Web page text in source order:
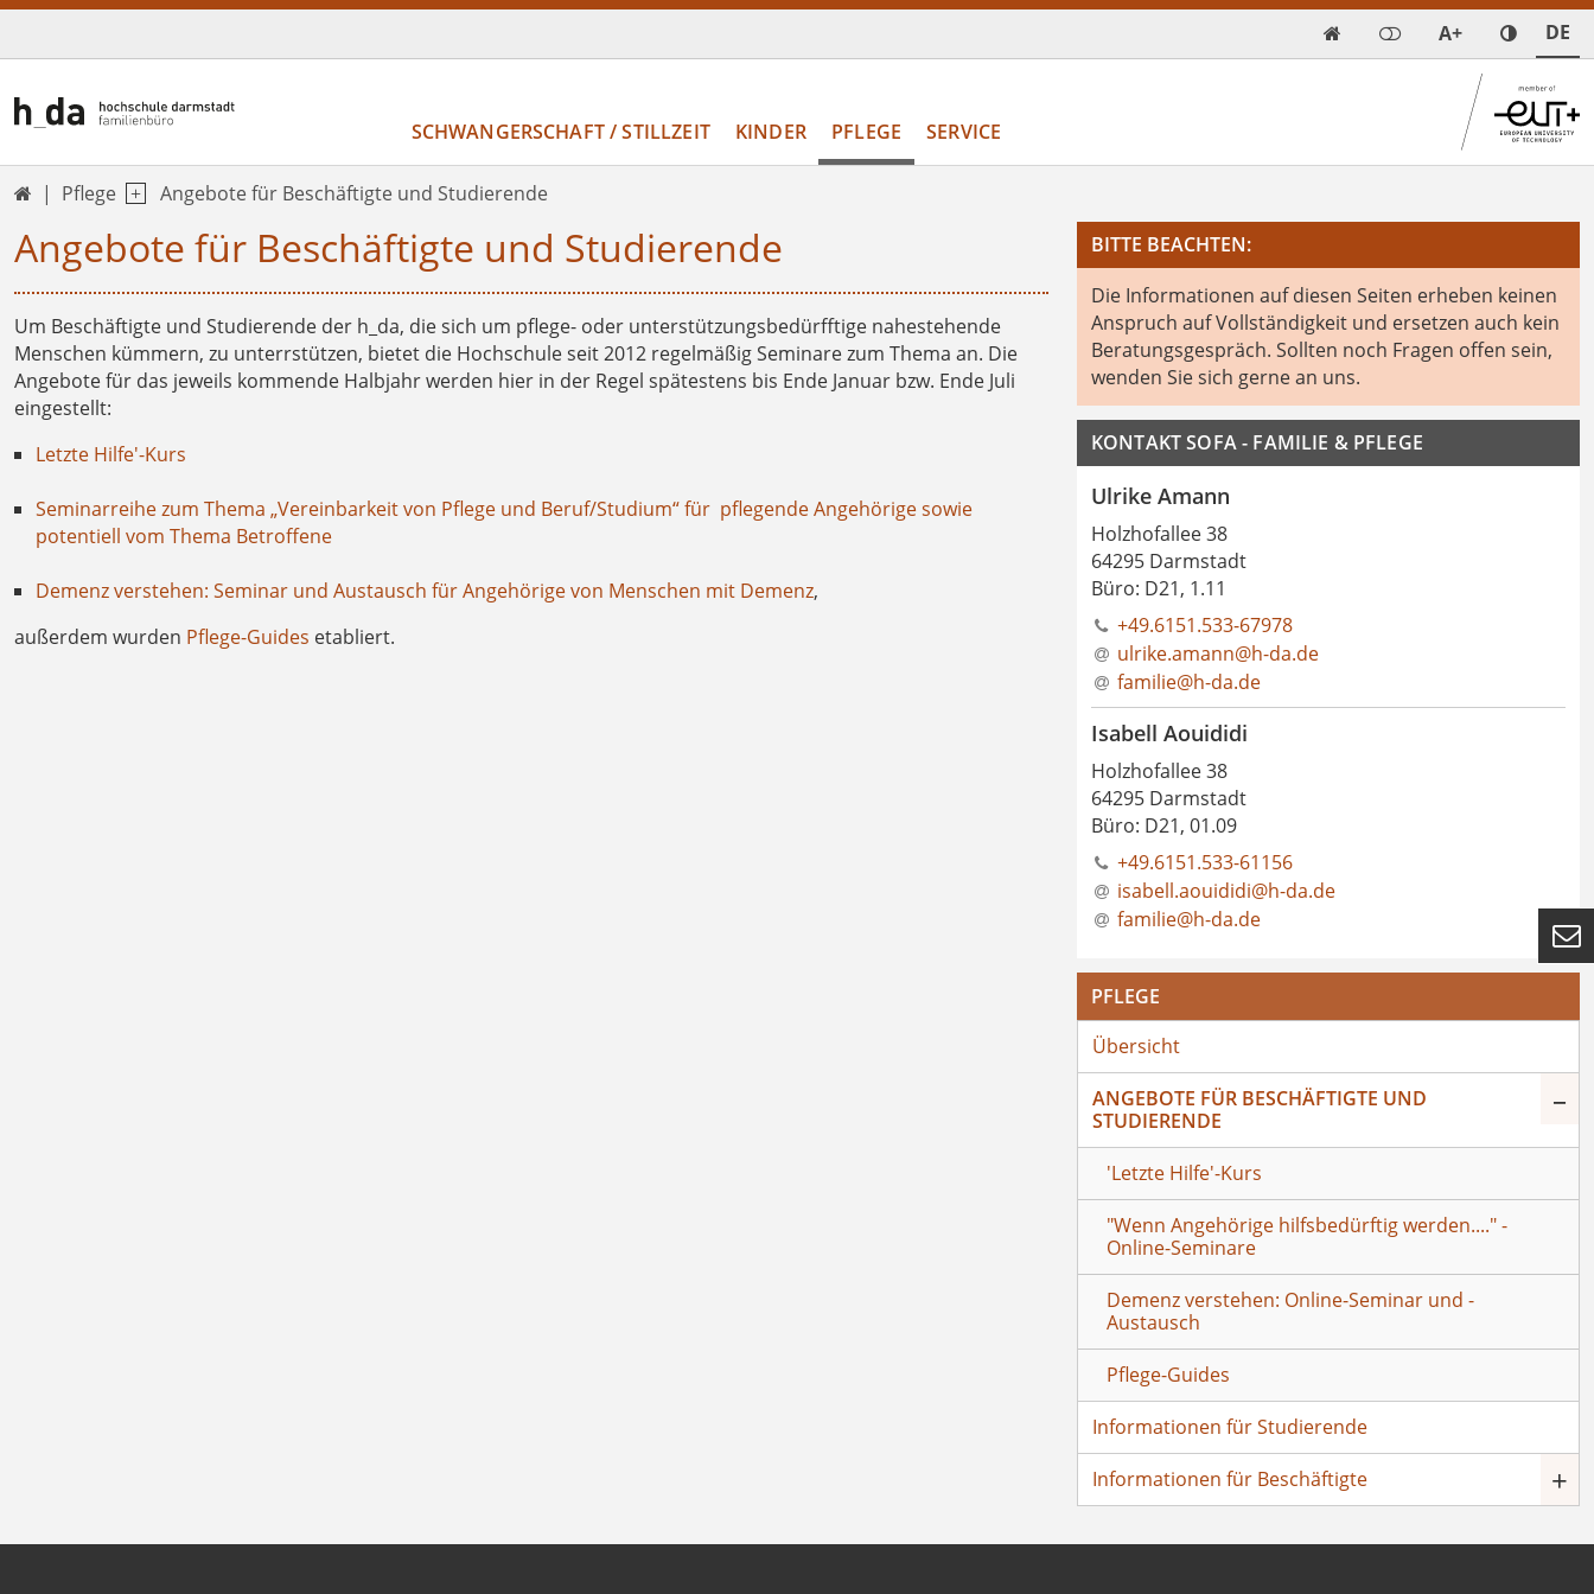
 A+ DE
SCHWANGERSCHAFT / STILLZEIT KINDER PFLEGE SERVICE
 Pflege Angebote für Beschäftigte und Studierende
Angebote für Beschäftigte und Studierende
Um Beschäftigte und Studierende der h_da, die sich um pflege- oder unterstützungsbedürfftige nahestehende
Menschen kümmern, zu unterrstützen, bietet die Hochschule seit 2012 regelmäßig Seminare zum Thema an. Die
Angebote für das jeweils kommende Halbjahr werden hier in der Regel spätestens bis Ende Januar bzw. Ende Juli
eingestellt:
Letzte Hilfe'-Kurs
Seminarreihe zum Thema „Vereinbarkeit von Pflege und Beruf/Studium“ für pflegende Angehörige sowie
potentiell vom Thema Betroffene
Demenz verstehen: Seminar und Austausch für Angehörige von Menschen mit Demenz,
außerdem wurden Pflege-Guides etabliert.
BITTE BEACHTEN:
Die Informationen auf diesen Seiten erheben keinen
Anspruch auf Vollständigkeit und ersetzen auch kein
Beratungsgespräch. Sollten noch Fragen offen sein,
wenden Sie sich gerne an uns.
KONTAKT SOFA - FAMILIE & PFLEGE
Ulrike Amann
Holzhofallee 38
64295 Darmstadt
Büro: D21, 1.11
+49.6151.533-67978
ulrike.amann@h-da.de
familie@h-da.de
Isabell Aouididi
Holzhofallee 38
64295 Darmstadt
Büro: D21, 01.09
+49.6151.533-61156
isabell.aouididi@h-da.de
familie@h-da.de
PFLEGE
Übersicht
ANGEBOTE FÜR BESCHÄFTIGTE UND
STUDIERENDE
'Letzte Hilfe'-Kurs
"Wenn Angehörige hilfsbedürftig werden...." -
Online-Seminare
Demenz verstehen: Online-Seminar und -
Austausch
Pflege-Guides
–
Informationen für Studierende
Informationen für Beschäftigte
+
